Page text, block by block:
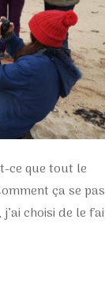
ce que tout le
ça se
choisi de le